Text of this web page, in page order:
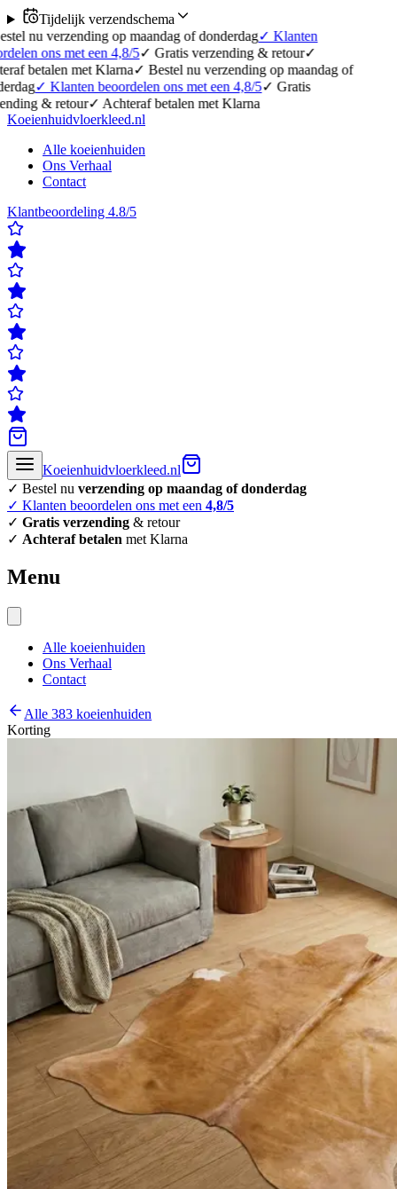
Tijdelijk verzendschema
op maandag of donderdag✓Klanten
een 4,8/5✓Gratis verzending & retour✓
met Klarna✓Bestel nu verzending op maandag of
beoordelen ons met een 4,8/5✓Gratis
✓ Achteraf betalen met Klarna
Koeienhuidvloerkleed.nl
Alle koeienhuiden
Ons Verhaal
Contact
Klantbeoordeling 4.8/5
Koeienhuidvloerkleed.nl
✓ Bestel nu verzending op maandag of donderdag
✓ Klanten beoordelen ons met een 4,8/5
✓ Gratis verzending & retour
✓ Achteraf betalen met Klarna
Menu
Alle koeienhuiden
Ons Verhaal
Contact
Alle 383 koeienhuiden
Korting